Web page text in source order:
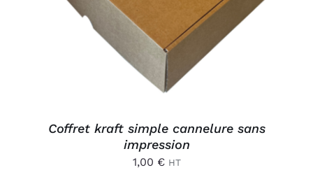
Coffret kraft simple cannelure sans
impression
1,00 € HT